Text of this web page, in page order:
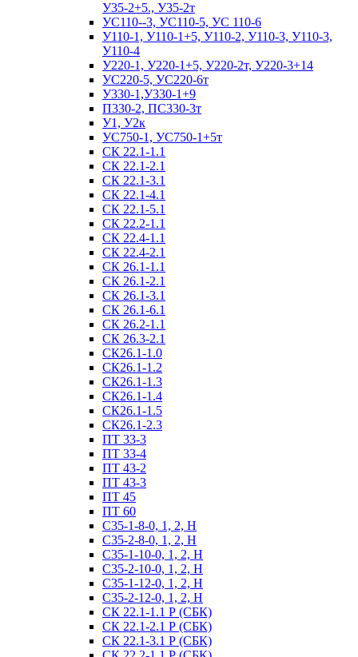
У35-2+5., У35-2т
УС110--3, УС110-5, УС 110-6
У110-1, У110-1+5, У110-2, У110-3, У110-3,
У110-4
У220-1, У220-1+5, У220-2т, У220-3+14
УС220-5, УС220-6т
У330-1,У330-1+9
П330-2, ПС330-3т
У1, У2к
УС750-1, УС750-1+5т
СК 22.1-1.1
СК 22.1-2.1
СК 22.1-3.1
СК 22.1-4.1
СК 22.1-5.1
СК 22.2-1.1
СК 22.4-1.1
СК 22.4-2.1
СК 26.1-1.1
СК 26.1-2.1
СК 26.1-3.1
СК 26.1-6.1
СК 26.2-1.1
СК 26.3-2.1
СК26.1-1.0
СК26.1-1.2
СК26.1-1.3
СК26.1-1.4
СК26.1-1.5
СК26.1-2.3
ПТ 33-3
ПТ 33-4
ПТ 43-2
ПТ 43-3
ПТ 45
ПТ 60
С35-1-8-0, 1, 2, Н
С35-2-8-0, 1, 2, Н
С35-1-10-0, 1, 2, Н
С35-2-10-0, 1, 2, Н
С35-1-12-0, 1, 2, Н
С35-2-12-0, 1, 2, Н
СК 22.1-1.1 Р (СБК)
СК 22.1-2.1 Р (СБК)
СК 22.1-3.1 Р (СБК)